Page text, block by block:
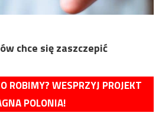
chce się zaszczepić
ROBIMY? WESPRZYJ PROJEKT
POLONIA!